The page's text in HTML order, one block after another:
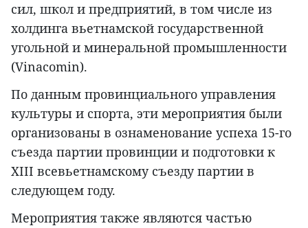
сил, школ и предприятий, в том числе из
холдинга вьетнамской государственной
угольной и минеральной промышленности
(Vinacomin).
По данным провинциального управления
культуры и спорта, эти мероприятия были
организованы в ознаменование успеха 15-го
съезда партии провинции и подготовки к
XIII всевьетнамскому съезду партии в
следующем году.
Мероприятия также являются частью